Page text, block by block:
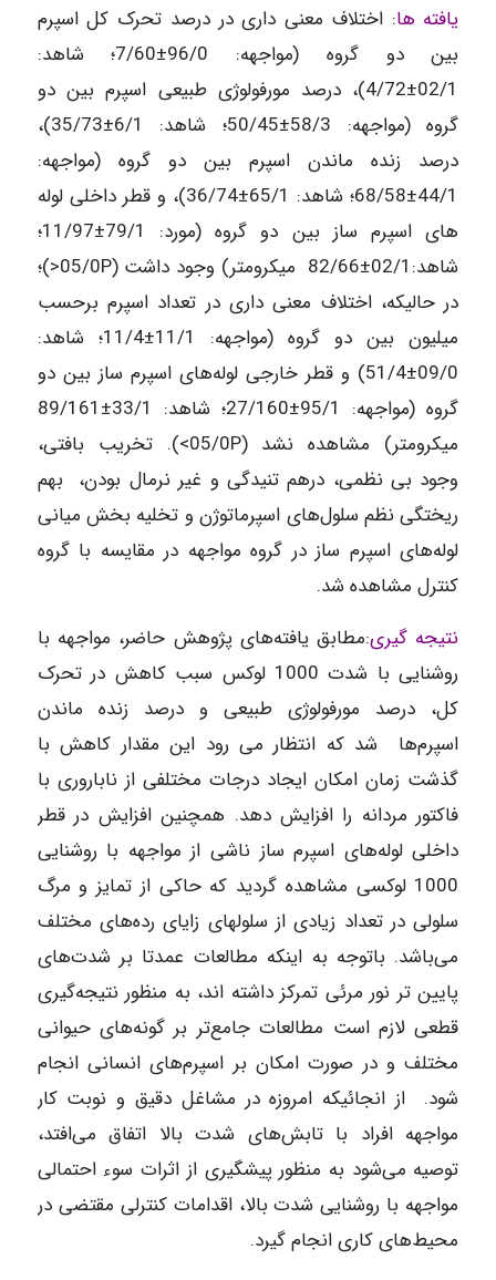
یافته­ ها: اختلاف معنی داری در درصد تحرک کل اسپرم
بین دو گروه (مواجهه: 96/0±7/60؛ شاهد:
02/1±4/72)، درصد مورفولوژی طبیعی اسپرم بین دو
گروه (مواجهه: 58/3±50/45؛ شاهد: 6/1±35/73)،
درصد زنده ماندن اسپرم بین دو گروه (مواجهه:
44/1±68/58؛ شاهد: 65/1±36/74)، و قطر داخلی لوله
های اسپرم ساز بین دو گروه (مورد: 79/1±11/97؛
شاهد:02/1±82/66 میکرومتر) وجود داشت (05/0P<)؛
در حالیکه، اختلاف معنی داری در تعداد اسپرم برحسب
میلیون بین دو گروه (مواجهه: 11/1±11/4؛ شاهد:
09/0±51/4) و قطر خارجی لوله‌های اسپرم ساز بین دو
گروه (مواجهه: 95/1±27/160؛ شاهد: 33/1±89/161
میکرومتر) مشاهده نشد (05/0P>). تخریب بافتی،
وجود بی نظمی، درهم تنیدگی و غیر نرمال بودن، بهم
ریختگی نظم سلول‌های اسپرماتوژن و تخلیه بخش میانی
لوله‌های اسپرم ساز در گروه مواجهه در مقایسه با گروه
کنترل مشاهده شد.
نتیجه گیری:مطابق یافته‌های پژوهش حاضر، مواجهه با
روشنایی با شدت 1000 لوکس سبب کاهش در تحرک
کل، درصد مورفولوژی طبیعی و درصد زنده ماندن
اسپرم‌ها شد که انتظار می رود این مقدار کاهش با
گذشت زمان امکان ایجاد درجات مختلفی از ناباروری با
فاکتور مردانه را افزایش دهد. همچنین افزایش در قطر
داخلی لوله‌های اسپرم ساز ناشی از مواجهه با روشنایی
1000 لوکسی مشاهده گردید که حاکی از تمایز و مرگ
سلولی در تعداد زیادی از سلولهای زایای رده‌های مختلف
می‌باشد. باتوجه به اینکه مطالعات عمدتا بر شدت‌های
پایین تر نور مرئی تمرکز داشته اند، به منظور نتیجه‌گیری
قطعی لازم است مطالعات جامع‌تر بر گونه‌های حیوانی
مختلف و در صورت امکان بر اسپرم‌های انسانی انجام
شود. از انجائیکه امروزه در مشاغل دقیق و نوبت کار
مواجهه افراد با تابش‌های شدت بالا اتفاق می‌افتد،
توصیه می‌شود به منظور پیشگیری از اثرات سوء احتمالی
مواجهه با روشنایی شدت بالا، اقدامات کنترلی مقتضی در
محیط‌های کاری انجام گیرد.